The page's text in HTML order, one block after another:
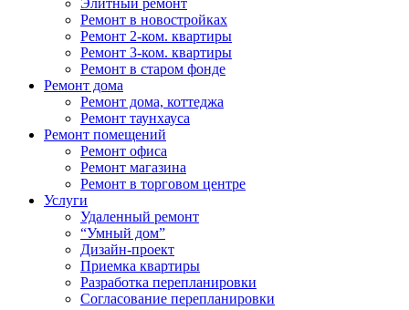
Элитный ремонт
Ремонт в новостройках
Ремонт 2-ком. квартиры
Ремонт 3-ком. квартиры
Ремонт в старом фонде
Ремонт дома
Ремонт дома, коттеджа
Ремонт таунхауса
Ремонт помещений
Ремонт офиса
Ремонт магазина
Ремонт в торговом центре
Услуги
Удаленный ремонт
“Умный дом”
Дизайн-проект
Приемка квартиры
Разработка перепланировки
Согласование перепланировки